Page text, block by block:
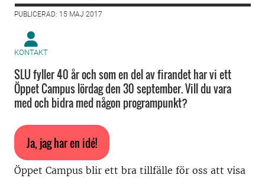
PUBLICERAD: 15 MAJ 2017
KONTAKT
SLU fyller 40 år och som en del av firandet har vi ett
Öppet Campus lördag den 30 september. Vill du vara
med och bidra med någon programpunkt?
Ja, jag har en idé!
Öppet Campus blir ett bra tillfälle för oss att visa